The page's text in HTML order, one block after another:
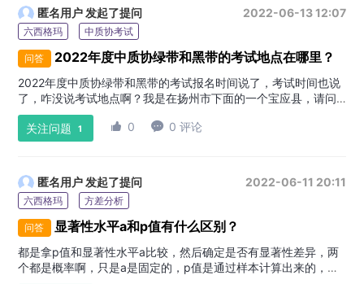
匿名用户 发起了提问 2022-06-13 12:07
六西格玛 中质协考试
问答 2022年度中质协绿带和黑带的考试地点在哪里？
2022年度中质协绿带和黑带的考试报名时间说了，考试时间也说
了，咋没说考试地点啊？我是在扬州市下面的一个宝应县，请问
会设考点吗？还是要去扬州市区考试？有扬州朋友知道的说一下
啊:
关注问题 1  0  0 评论
匿名用户 发起了提问 2022-06-11 20:11
六西格玛 方差分析
问答 显著性水平a和p值有什么区别？
都是拿p值和显著性水平a比较，然后确定是否有显著性差异，两
个都是概率啊，只是a是固定的，p值是通过样本计算出来的，除